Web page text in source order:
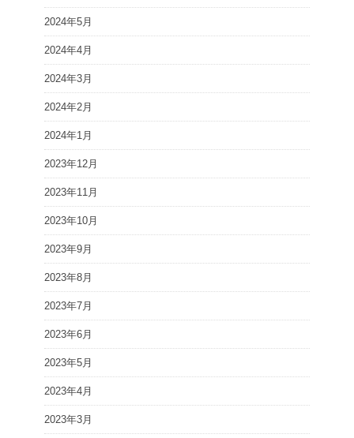
2024年5月
2024年4月
2024年3月
2024年2月
2024年1月
2023年12月
2023年11月
2023年10月
2023年9月
2023年8月
2023年7月
2023年6月
2023年5月
2023年4月
2023年3月